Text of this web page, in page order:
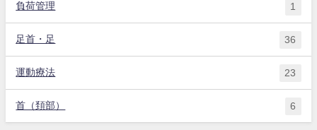
負荷管理 1
足首・足 36
運動療法 23
首（頚部） 6